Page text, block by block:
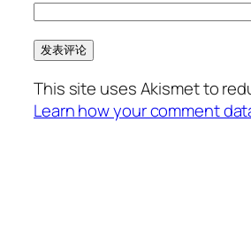
This site uses Akismet to
Learn how your comment